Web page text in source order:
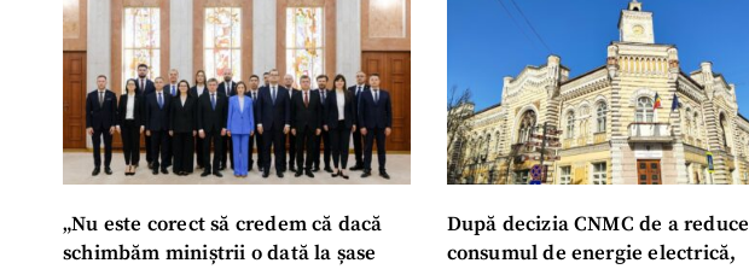
„Nu este corect să credem că dacă
schimbăm miniștrii o dată la șase
După decizia CNMC de a reduce
consumul de energie electrică,